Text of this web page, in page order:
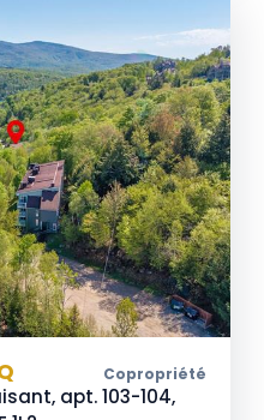
Copropriété
apt. 103-104,